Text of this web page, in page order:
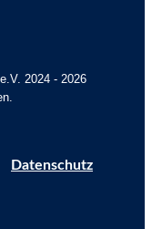
2024 - 2026
Datenschutz